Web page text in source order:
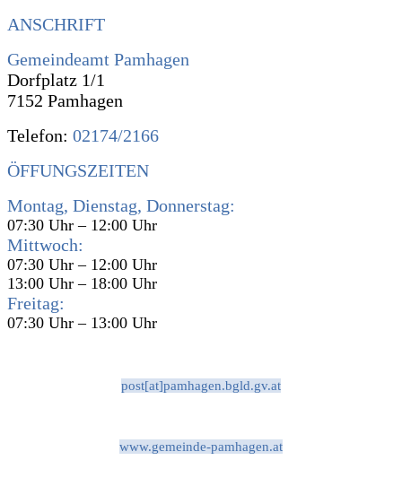
ANSCHRIFT
Gemeindeamt Pamhagen
Dorfplatz 1/1
7152 Pamhagen
Telefon: 02174/2166
ÖFFUNGSZEITEN
Montag, Dienstag, Donnerstag:
07:30 Uhr – 12:00 Uhr
Mittwoch:
07:30 Uhr – 12:00 Uhr
13:00 Uhr – 18:00 Uhr
Freitag:
07:30 Uhr – 13:00 Uhr
post[at]pamhagen.bgld.gv.at
www.gemeinde-pamhagen.at